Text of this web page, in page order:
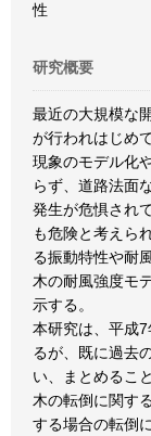
性
研究概要
最近の大規模な
が行われはじめ
現象のモデル化
らず、道路法面
発生が危惧され
も危険と考えら
る振動特性や耐
木の耐風強度モ
示する。
本研究は、平成
るが、既に過去
い、まとめるこ
木の転倒に関す
する場合の転倒